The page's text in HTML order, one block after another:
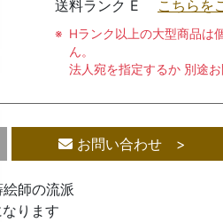
送料ランク E こちらを
Hランク以上の大型商品は
ん。
法人宛を指定するか 別途お
お問い合わせ >
師の流派
ります